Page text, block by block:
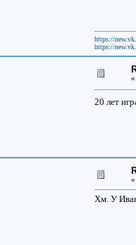
https://
https://
«
20 лет
«
Хм. У